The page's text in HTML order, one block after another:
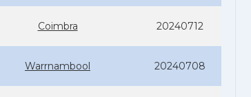
Coimbra 20240712
Warrnambool 20240708